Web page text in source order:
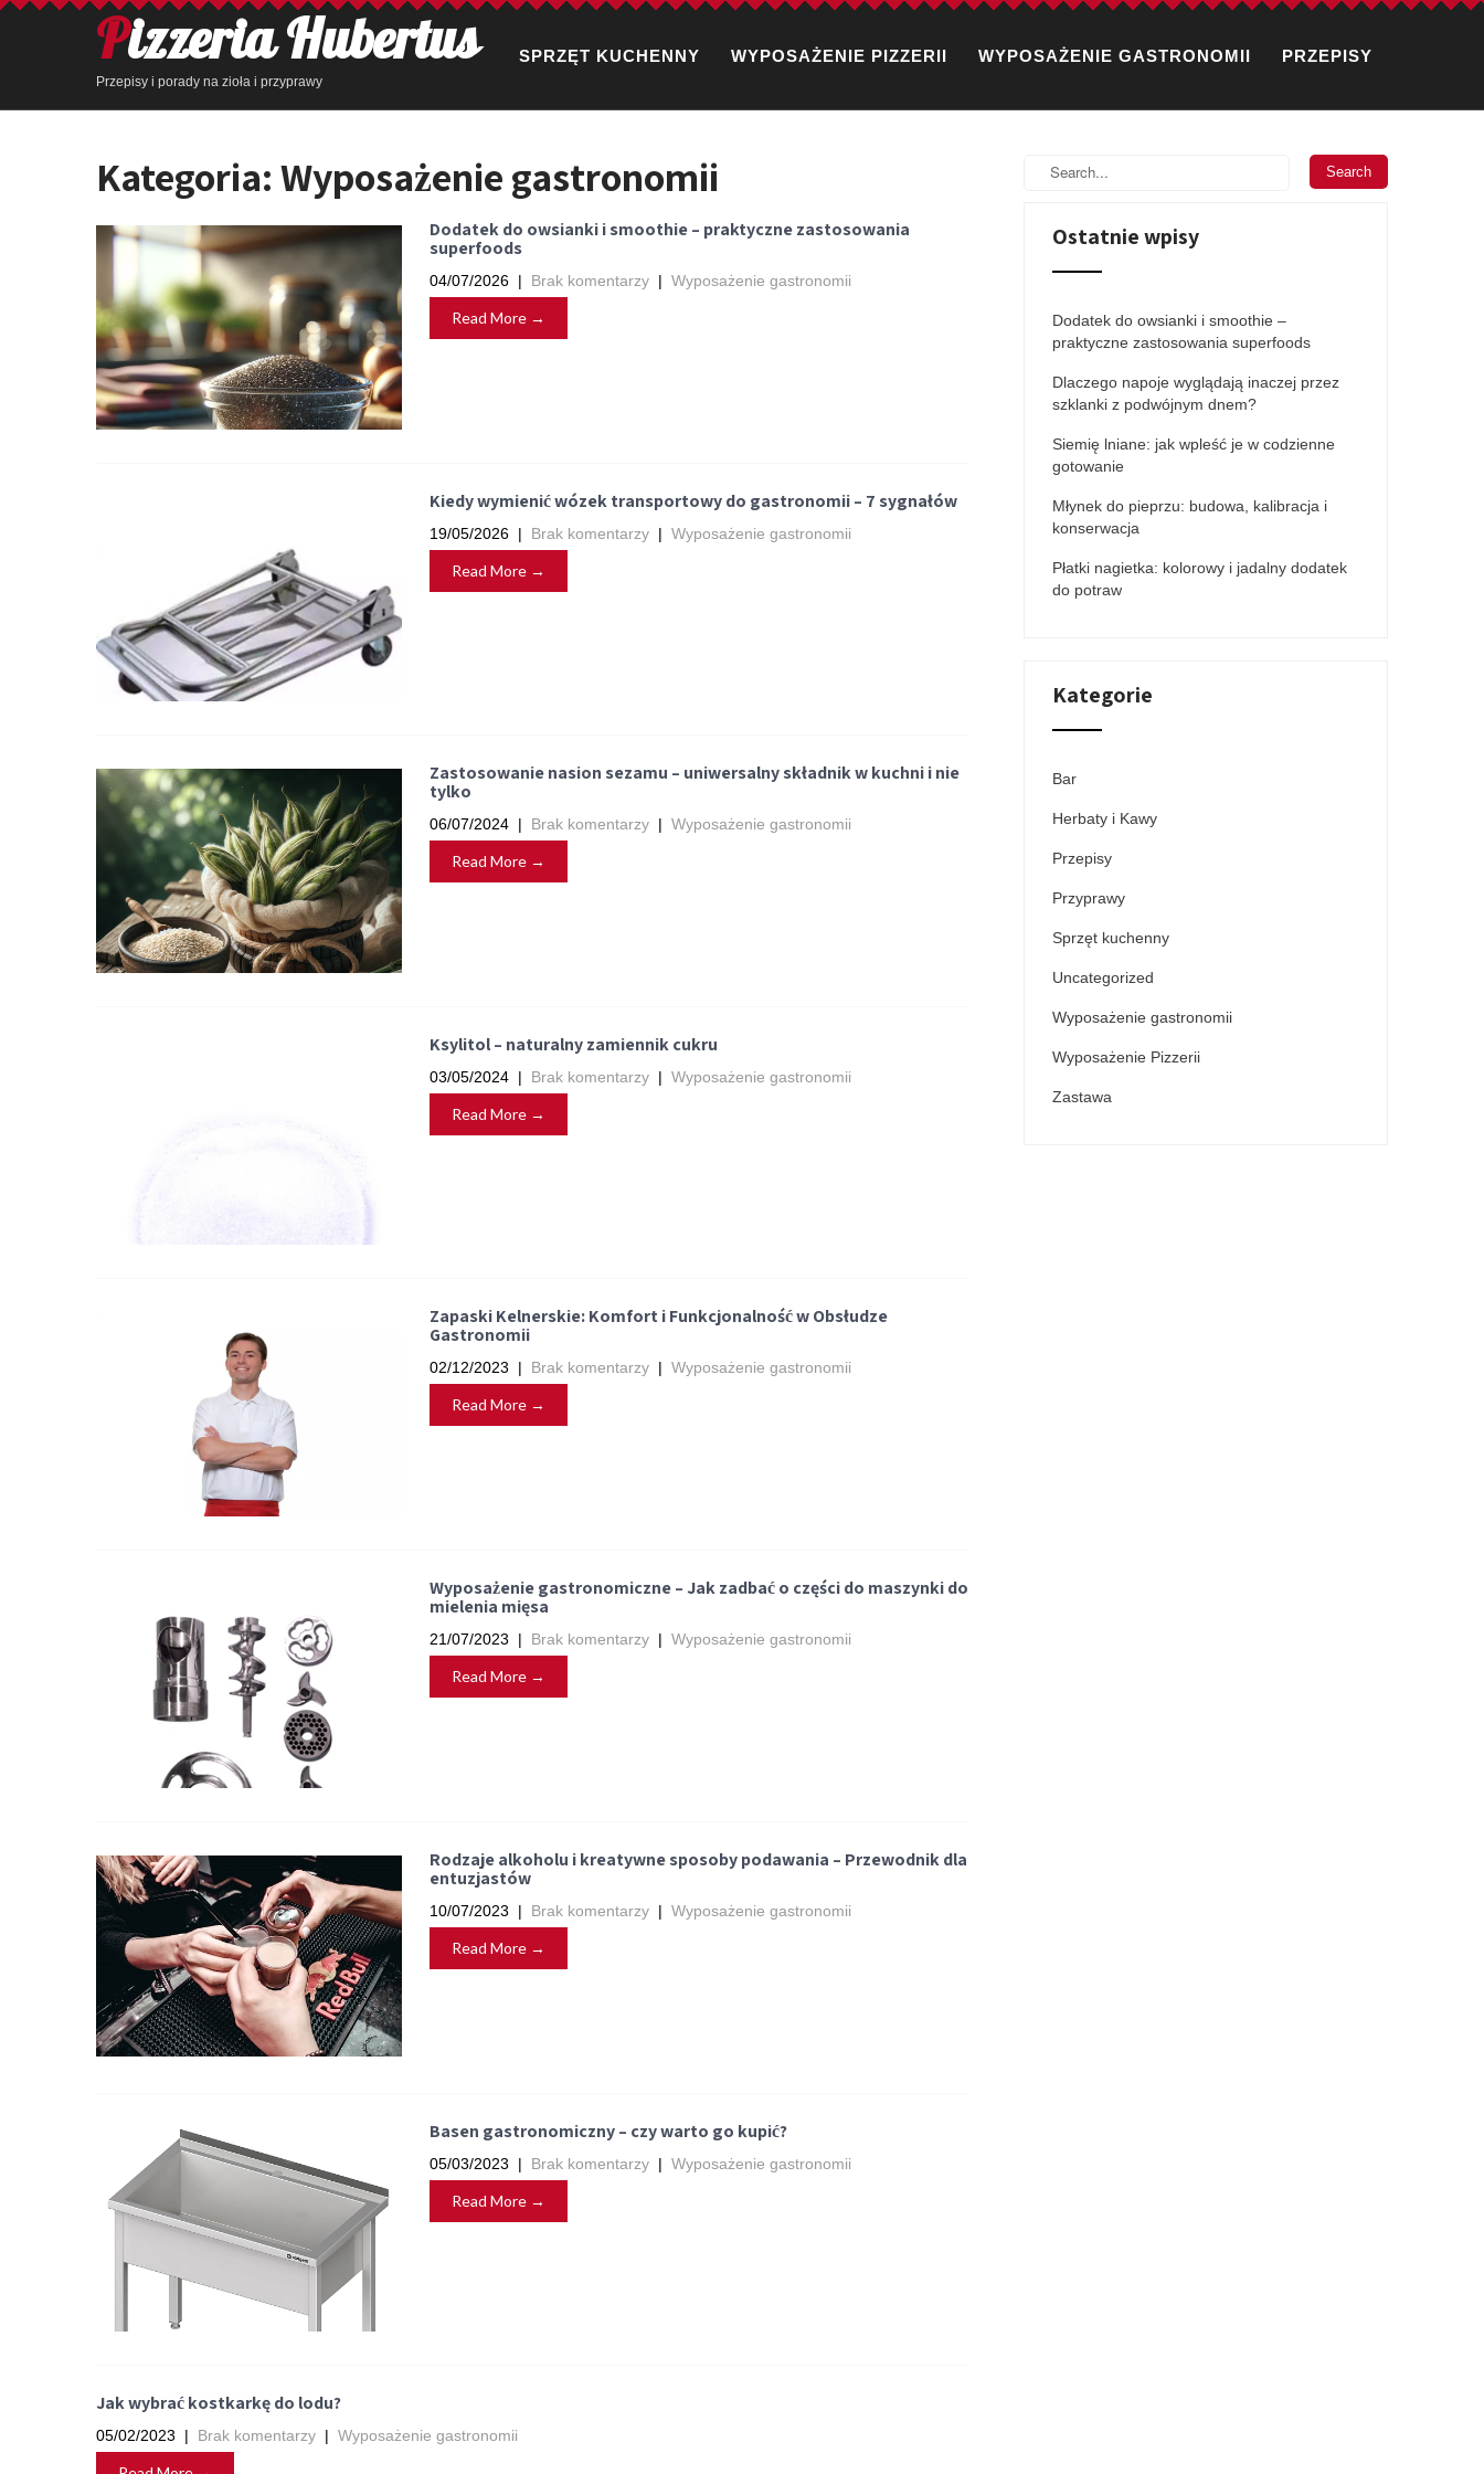
Pizzeria Hubertus
Przepisy i porady na zioła i przyprawy
SPRZĘT KUCHENNY WYPOSAŻENIE PIZZERII WYPOSAŻENIE GASTRONOMII PRZEPISY
Kategoria:Wyposażenie gastronomii
Dodatek do owsianki i smoothie – praktyczne zastosowania
superfoods
04/07/2026 | Brak komentarzy | Wyposażenie gastronomii
Read More →
Kiedy wymienić wózek transportowy do gastronomii – 7 sygnałów
19/05/2026 | Brak komentarzy | Wyposażenie gastronomii
Read More →
Zastosowanie nasion sezamu – uniwersalny składnik w kuchni i nie
tylko
06/07/2024 | Brak komentarzy | Wyposażenie gastronomii
Read More →
Ksylitol – naturalny zamiennik cukru
03/05/2024 | Brak komentarzy | Wyposażenie gastronomii
Read More →
Zapaski Kelnerskie: Komfort i Funkcjonalność w Obsłudze
Gastronomii
02/12/2023 | Brak komentarzy | Wyposażenie gastronomii
Read More →
Wyposażenie gastronomiczne – Jak zadbać o części do maszynki do
mielenia mięsa
21/07/2023 | Brak komentarzy | Wyposażenie gastronomii
Read More →
Rodzaje alkoholu i kreatywne sposoby podawania – Przewodnik dla
entuzjastów
10/07/2023 | Brak komentarzy | Wyposażenie gastronomii
Read More →
Basen gastronomiczny – czy warto go kupić?
05/03/2023 | Brak komentarzy | Wyposażenie gastronomii
Read More →
Jak wybrać kostkarkę do lodu?
05/02/2023 | Brak komentarzy | Wyposażenie gastronomii
Ostatnie wpisy
Dodatek do owsianki i smoothie –
praktyczne zastosowania superfoods
Dlaczego napoje wyglądają inaczej przez
szklanki z podwójnym dnem?
Siemię lniane: jak wpleść je w codzienne
gotowanie
Młynek do pieprzu: budowa, kalibracja i
konserwacja
Płatki nagietka: kolorowy i jadalny dodatek
do potraw
Kategorie
Bar
Herbaty i Kawy
Przepisy
Przyprawy
Sprzęt kuchenny
Uncategorized
Wyposażenie gastronomii
Wyposażenie Pizzerii
Zastawa